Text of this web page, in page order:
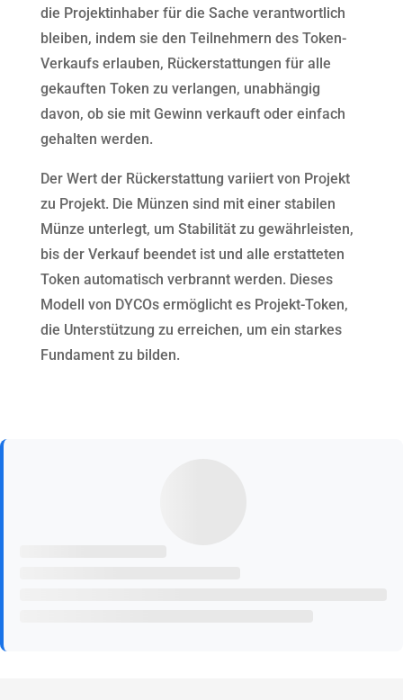
die Projektinhaber für die Sache verantwortlich
bleiben, indem sie den Teilnehmern des Token-
Verkaufs erlauben, Rückerstattungen für alle
gekauften Token zu verlangen, unabhängig
davon, ob sie mit Gewinn verkauft oder einfach
gehalten werden.
Der Wert der Rückerstattung variiert von Projekt
zu Projekt. Die Münzen sind mit einer stabilen
Münze unterlegt, um Stabilität zu gewährleisten,
bis der Verkauf beendet ist und alle erstatteten
Token automatisch verbrannt werden. Dieses
Modell von DYCOs ermöglicht es Projekt-Token,
die Unterstützung zu erreichen, um ein starkes
Fundament zu bilden.